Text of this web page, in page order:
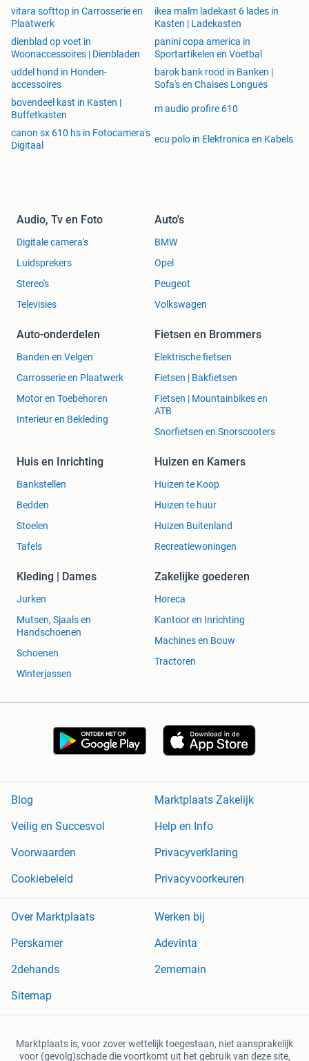
vitara softtop in Carrosserie en
Plaatwerk
ikea malm ladekast 6 lades in
Kasten | Ladekasten
dienblad op voet in
Woonaccessoires | Dienbladen
panini copa america in
Sportartikelen en Voetbal
uddel hond in Honden-
accessoires
barok bank rood in Banken |
Sofa's en Chaises Longues
bovendeel kast in Kasten |
Buffetkasten
m audio profire 610
canon sx 610 hs in Fotocamera's
Digitaal
ecu polo in Elektronica en Kabels
Audio, Tv en Foto
Digitale camera's
Luidsprekers
Stereo's
Televisies
Auto's
BMW
Opel
Peugeot
Volkswagen
Auto-onderdelen
Banden en Velgen
Carrosserie en Plaatwerk
Motor en Toebehoren
Interieur en Bekleding
Fietsen en Brommers
Elektrische fietsen
Fietsen | Bakfietsen
Fietsen | Mountainbikes en
ATB
Snorfietsen en Snorscooters
Huis en Inrichting
Bankstellen
Bedden
Stoelen
Tafels
Huizen en Kamers
Huizen te Koop
Huizen te huur
Huizen Buitenland
Recreatiewoningen
Kleding | Dames
Jurken
Mutsen, Sjaals en
Handschoenen
Schoenen
Winterjassen
Zakelijke goederen
Horeca
Kantoor en Inrichting
Machines en Bouw
Tractoren
Blog
Marktplaats Zakelijk
Veilig en Succesvol
Help en Info
Voorwaarden
Privacyverklaring
Cookiebeleid
Privacyvoorkeuren
Over Marktplaats
Werken bij
Perskamer
Adevinta
2dehands
2ememain
Sitemap
Marktplaats is, voor zover wettelijk toegestaan, niet aansprakelijk
voor (gevolg)schade die voortkomt uit het gebruik van deze site,